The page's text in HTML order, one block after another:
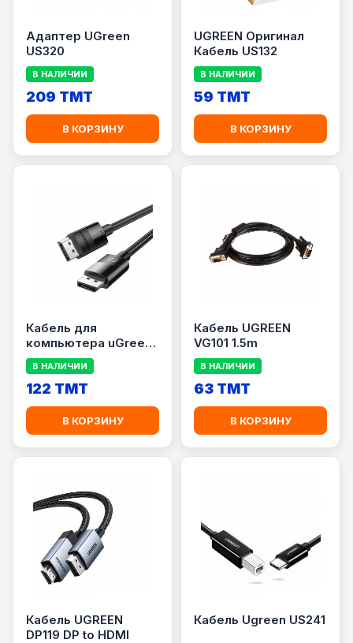
Адаптер UGreen
US320
В НАЛИЧИИ
209 TMT
В КОРЗИНУ
UGREEN Оригинал
Кабель US132
В НАЛИЧИИ
59 TMT
В КОРЗИНУ
Кабель для
компьютера uGreen
DP114
В НАЛИЧИИ
122 TMT
В КОРЗИНУ
Кабель UGREEN
VG101 1.5m
В НАЛИЧИИ
63 TMT
В КОРЗИНУ
Кабель UGREEN
DP119 DP to HDMI
Кабель Ugreen US241